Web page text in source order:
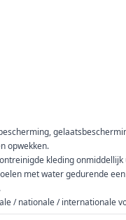
opwekken.
kleding
met water gedurende
/ nationale / internationale